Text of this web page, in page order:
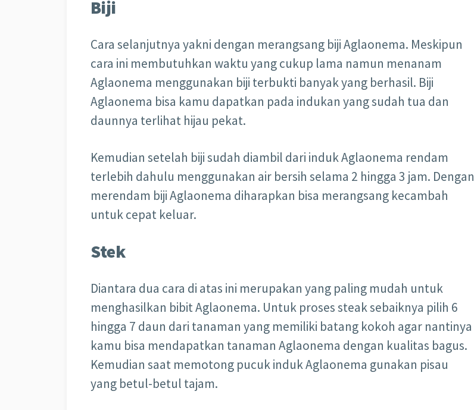
Biji
Cara selanjutnya yakni dengan merangsang biji Aglaonema. Meskipun
cara ini membutuhkan waktu yang cukup lama namun menanam
Aglaonema menggunakan biji terbukti banyak yang berhasil. Biji
Aglaonema bisa kamu dapatkan pada indukan yang sudah tua dan
daunnya terlihat hijau pekat.
Kemudian setelah biji sudah diambil dari induk Aglaonema rendam
terlebih dahulu menggunakan air bersih selama 2 hingga 3 jam. Dengan
merendam biji Aglaonema diharapkan bisa merangsang kecambah
untuk cepat keluar.
Stek
Diantara dua cara di atas ini merupakan yang paling mudah untuk
menghasilkan bibit Aglaonema. Untuk proses steak sebaiknya pilih 6
hingga 7 daun dari tanaman yang memiliki batang kokoh agar nantinya
kamu bisa mendapatkan tanaman Aglaonema dengan kualitas bagus.
Kemudian saat memotong pucuk induk Aglaonema gunakan pisau
yang betul-betul tajam.